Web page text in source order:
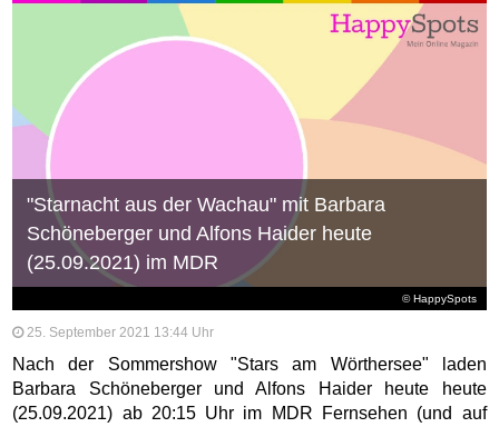
© HappySpots
"Starnacht aus der Wachau" mit Barbara
Schöneberger und Alfons Haider heute
(25.09.2021) im MDR
25. September 2021 13:44 Uhr
Nach der Sommershow "Stars am Wörthersee" laden
Barbara Schöneberger und Alfons Haider heute heute
(25.09.2021) ab 20:15 Uhr im MDR Fernsehen (und auf